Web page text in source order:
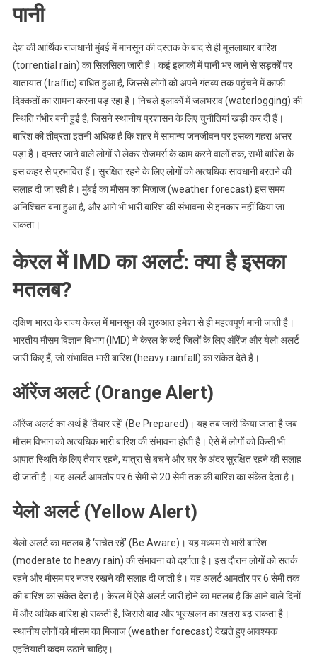
पानी
देश की आर्थिक राजधानी मुंबई में मानसून की दस्तक के बाद से ही मूसलाधार बारिश
(torrential rain) का सिलसिला जारी है। कई इलाकों में पानी भर जाने से सड़कों पर
यातायात (traffic) बाधित हुआ है, जिससे लोगों को अपने गंतव्य तक पहुंचने में काफी
दिक्कतों का सामना करना पड़ रहा है। निचले इलाकों में जलभराव (waterlogging) की
स्थिति गंभीर बनी हुई है, जिसने स्थानीय प्रशासन के लिए चुनौतियां खड़ी कर दी हैं।
बारिश की तीव्रता इतनी अधिक है कि शहर में सामान्य जनजीवन पर इसका गहरा असर
पड़ा है। दफ्तर जाने वाले लोगों से लेकर रोजमर्रा के काम करने वालों तक, सभी बारिश के
इस कहर से प्रभावित हैं। सुरक्षित रहने के लिए लोगों को अत्यधिक सावधानी बरतने की
सलाह दी जा रही है। मुंबई का मौसम का मिजाज (weather forecast) इस समय
अनिश्चित बना हुआ है, और आगे भी भारी बारिश की संभावना से इनकार नहीं किया जा
सकता।
केरल में IMD का अलर्ट: क्या है इसका
मतलब?
दक्षिण भारत के राज्य केरल में मानसून की शुरुआत हमेशा से ही महत्वपूर्ण मानी जाती है।
भारतीय मौसम विज्ञान विभाग (IMD) ने केरल के कई जिलों के लिए ऑरेंज और येलो अलर्ट
जारी किए हैं, जो संभावित भारी बारिश (heavy rainfall) का संकेत देते हैं।
ऑरेंज अलर्ट (Orange Alert)
ऑरेंज अलर्ट का अर्थ है ‘तैयार रहें’ (Be Prepared)। यह तब जारी किया जाता है जब
मौसम विभाग को अत्यधिक भारी बारिश की संभावना होती है। ऐसे में लोगों को किसी भी
आपात स्थिति के लिए तैयार रहने, यात्रा से बचने और घर के अंदर सुरक्षित रहने की सलाह
दी जाती है। यह अलर्ट आमतौर पर 6 सेमी से 20 सेमी तक की बारिश का संकेत देता है।
येलो अलर्ट (Yellow Alert)
येलो अलर्ट का मतलब है ‘सचेत रहें’ (Be Aware)। यह मध्यम से भारी बारिश
(moderate to heavy rain) की संभावना को दर्शाता है। इस दौरान लोगों को सतर्क
रहने और मौसम पर नजर रखने की सलाह दी जाती है। यह अलर्ट आमतौर पर 6 सेमी तक
की बारिश का संकेत देता है। केरल में ऐसे अलर्ट जारी होने का मतलब है कि आने वाले दिनों
में और अधिक बारिश हो सकती है, जिससे बाढ़ और भूस्खलन का खतरा बढ़ सकता है।
स्थानीय लोगों को मौसम का मिजाज (weather forecast) देखते हुए आवश्यक
एहतियाती कदम उठाने चाहिए।